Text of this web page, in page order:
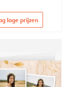
lage prijzen